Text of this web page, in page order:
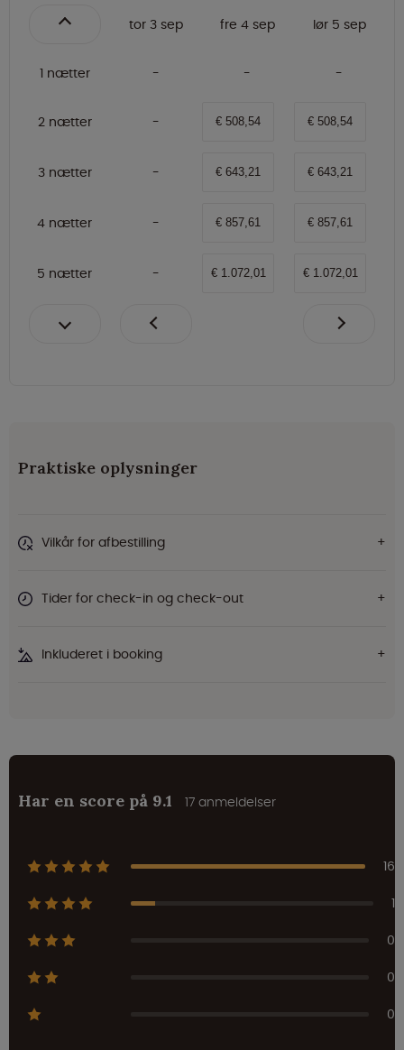
tor 3 sep fre 4 sep lør 5 sep
1 nætter
2 nætter € 508,54 € 508,54
3 nætter € 643,21 € 643,21
4 nætter € 857,61 € 857,61
5 nætter € 1.072,01 € 1.072,01
Praktiske oplysninger
Vilkår for afbestilling
Tider for check-in og check-out
Inkluderet i booking
Har en score på 9.1 17 anmeldelser
16
1
0
0
0